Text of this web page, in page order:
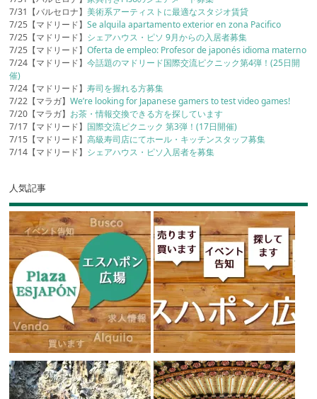
7/31【バルセロナ】美術系アーティストに最適なスタジオ賃貸
7/25【マドリード】Se alquila apartamento exterior en zona Pacifico
7/25【マドリード】 シェアハウス・ピソ 9月からの入居者募集
7/25【マドリード】Oferta de empleo: Profesor de japonés idioma materno
7/24【マドリード】今話題のマドリード国際交流ピクニック第4弾！(25日開
催)
7/24【マドリード】寿司を握れる方募集
7/22【マラガ】We’re looking for Japanese gamers to test video games!
7/20【マラガ】 お茶・情報交換できる方を探しています
7/17【マドリード】 国際交流ピクニック 第3弾！(17日開催)
7/15【マドリード】高級寿司店にてホール・キッチンスタッフ募集
7/14【マドリード】 シェアハウス・ピソ入居者を募集
人気記事